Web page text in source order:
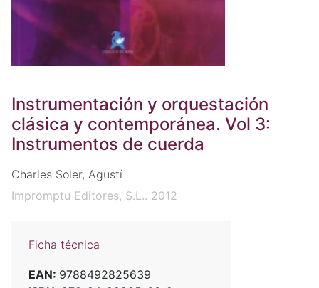
Instrumentación y orquestación
clásica y contemporánea. Vol 3:
Instrumentos de cuerda
Charles Soler, Agustí
Impromptu Editores, S.L.. 2012
Ficha técnica
EAN: 9788492825639